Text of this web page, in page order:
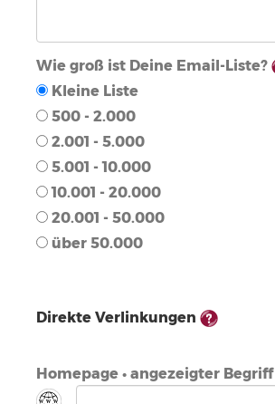
Wie groß ist Deine Email-Liste?
Kleine Liste
500 - 2.000
2.001 - 5.000
5.001 - 10.000
10.001 - 20.000
20.001 - 50.000
über 50.000
Direkte Verlinkungen
Homepage • angezeigter Begriff